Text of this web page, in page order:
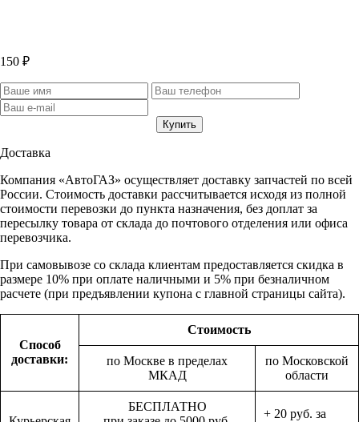
150 ₽
Доставка
Компания «АвтоГАЗ» осуществляет доставку запчастей по всей
России. Стоимость доставки рассчитывается исходя из полной
стоимости перевозки до пункта назначения, без доплат за
пересылку товара от склада до почтового отделения или офиса
перевозчика.
При самовывозе со склада клиентам предоставляется скидка в
размере 10% при оплате наличными и 5% при безналичном
расчете (при предъявлении купона с главной страницы сайта).
Способ
доставки:
Стоимость
по Москве в пределах
МКАД
по Московской
области
БЕСПЛАТНО
+ 20 руб. за